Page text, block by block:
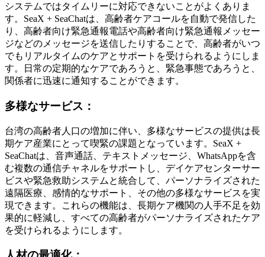
システムではタイムリーに対応できないことがよくありま
す。SeaX + SeaChatは、高齢者ケアコールを自動で発信した
り、高齢者向け緊急通報電話や高齢者向け緊急通報メッセー
ジなどのメッセージを送信したりすることで、高齢者がいつ
でもリアルタイムのケアとサポートを受けられるようにしま
す。日常の定期的なケアであろうと、緊急事態であろうと、
関係者に迅速に通知することができます。
多様なサービス：
台湾の高齢者人口の増加に伴い、多様なサービスの提供は長
期ケア産業にとって喫緊の課題となっています。SeaX +
SeaChatは、音声通話、テキストメッセージ、WhatsAppを含
む複数の通信チャネルをサポートし、デイケアセンターサー
ビスや緊急救助システムと統合して、パーソナライズされた
遠隔医療、感情的なサポート、その他の多様なサービスを実
現できます。これらの機能は、長期ケア機関の人手不足を効
果的に軽減し、すべての高齢者がパーソナライズされたケア
を受けられるようにします。